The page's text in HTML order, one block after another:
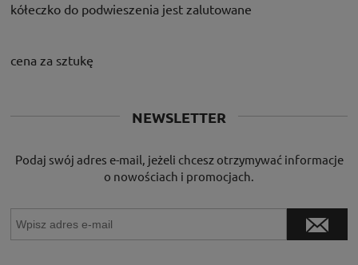
kółeczko do podwieszenia jest zalutowane
cena za sztukę
NEWSLETTER
Podaj swój adres e-mail, jeżeli chcesz otrzymywać informacje
o nowościach i promocjach.